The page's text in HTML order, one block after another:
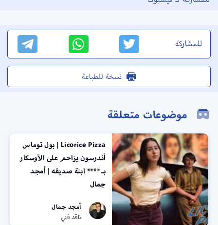
للمشاركة
نسخة للطباعة
موضوعات متعلقة
Licorice Pizza | بول توماس
أندرسون يزاحم على الأوسكار
بـ **** ابنة صديقه | أمجد
جمال
أمجد جمال
ناقد فني